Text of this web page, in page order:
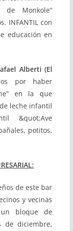
de Monkole”
INFANTIL con
educación en
Alberti (El
por haber
en la que
leche infantil
&quot;Ave
potitos,
de este bar
y vecinas
bloque de
de diciembre,